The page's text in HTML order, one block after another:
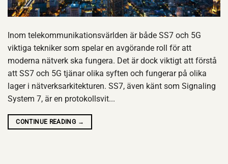
Inom telekommunikationsvärlden är både SS7 och 5G
viktiga tekniker som spelar en avgörande roll för att
moderna nätverk ska fungera. Det är dock viktigt att förstå
att SS7 och 5G tjänar olika syften och fungerar på olika
lager i nätverksarkitekturen. SS7, även känt som Signaling
System 7, är en protokollsvit...
CONTINUE READING →